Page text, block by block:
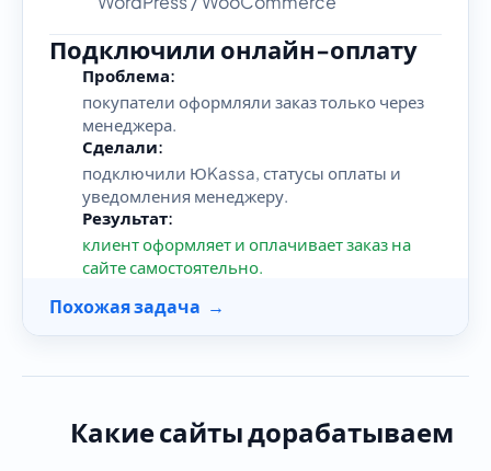
Подключили онлайн-оплату
Проблема:
покупатели оформляли заказ только через
менеджера.
Сделали:
подключили ЮKassa, статусы оплаты и
уведомления менеджеру.
Результат:
клиент оформляет и оплачивает заказ на
сайте самостоятельно.
Похожая задача →
Какие сайты дорабатываем